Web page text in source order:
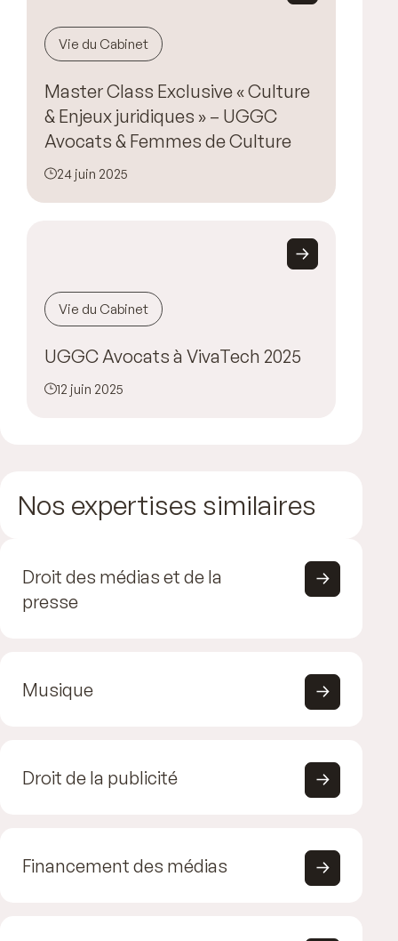
Vie du Cabinet
Master Class Exclusive « Culture
& Enjeux juridiques » – UGGC
Avocats & Femmes de Culture
24 juin 2025
Vie du Cabinet
UGGC Avocats à VivaTech 2025
12 juin 2025
Nos expertises similaires
Droit des médias et de la
presse
Musique
Droit de la publicité
Financement des médias